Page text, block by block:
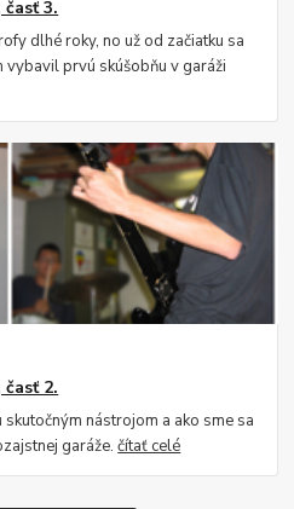
3.
dlhé roky, no už od začiatku sa
prvú skúšobňu v garáži
2.
nástrojom a ako sme sa
garáže.čítať celé